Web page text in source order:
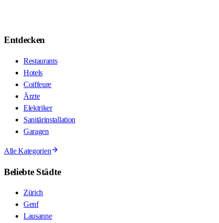
Entdecken
Restaurants
Hotels
Coiffeure
Ärzte
Elektriker
Sanitärinstallation
Garagen
Alle Kategorien
Beliebte Städte
Zürich
Genf
Lausanne